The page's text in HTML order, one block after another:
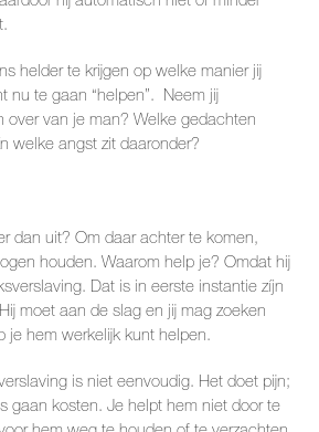
helder te krijgen op welke manier jij
nu te gaan “helpen”. Neem jij
over van je man? Welke gedachten
welke angst zit daaronder?
dan uit? Om daar achter te komen,
houden. Waarom help je? Omdat hij
Dat is in eerste instantie zíjn
moet aan de slag en jij mag zoeken
je hem werkelijk kunt helpen.
is niet eenvoudig. Het doet pijn;
gaan kosten. Je helpt hem niet door te